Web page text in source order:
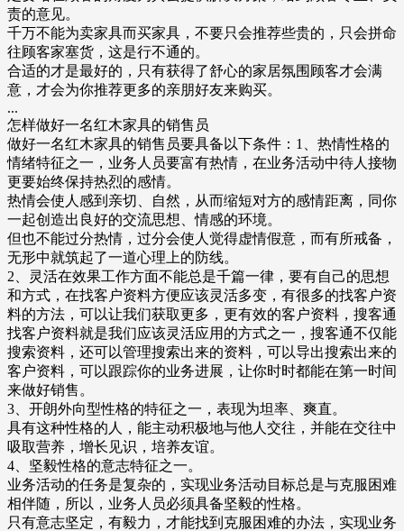
责的意见。
千万不能为卖家具而买家具，不要只会推荐些贵的，只会拼命
往顾客家塞货，这是行不通的。
合适的才是最好的，只有获得了舒心的家居氛围顾客才会满
意，才会为你推荐更多的亲朋好友来购买。
...
怎样做好一名红木家具的销售员
做好一名红木家具的销售员要具备以下条件：1、热情性格的
情绪特征之一，业务人员要富有热情，在业务活动中待人接物
更要始终保持热烈的感情。
热情会使人感到亲切、自然，从而缩短对方的感情距离，同你
一起创造出良好的交流思想、情感的环境。
但也不能过分热情，过分会使人觉得虚情假意，而有所戒备，
无形中就筑起了一道心理上的防线。
2、灵活在效果工作方面不能总是千篇一律，要有自己的思想
和方式，在找客户资料方便应该灵活多变，有很多的找客户资
料的方法，可以让我们获取更多，更有效的客户资料，搜客通
找客户资料就是我们应该灵活应用的方式之一，搜客通不仅能
搜索资料，还可以管理搜索出来的资料，可以导出搜索出来的
客户资料，可以跟踪你的业务进展，让你时时都能在第一时间
来做好销售。
3、开朗外向型性格的特征之一，表现为坦率、爽直。
具有这种性格的人，能主动积极地与他人交往，并能在交往中
吸取营养，增长见识，培养友谊。
4、坚毅性格的意志特征之一。
业务活动的任务是复杂的，实现业务活动目标总是与克服困难
相伴随，所以，业务人员必须具备坚毅的性格。
只有意志坚定，有毅力，才能找到克服困难的办法，实现业务